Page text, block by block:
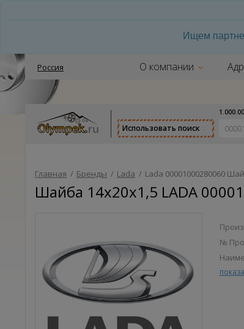
Ищем
Россия О компании
Использовать поиск
Главная / Бренды / Lada / Lada 00001000280060
Шайба 14х20х1,5 LADA
№